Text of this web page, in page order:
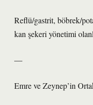
Reflü/gastrit, böbrek/
kan şekeri yönetimi
—
Emre ve Zeynep’in